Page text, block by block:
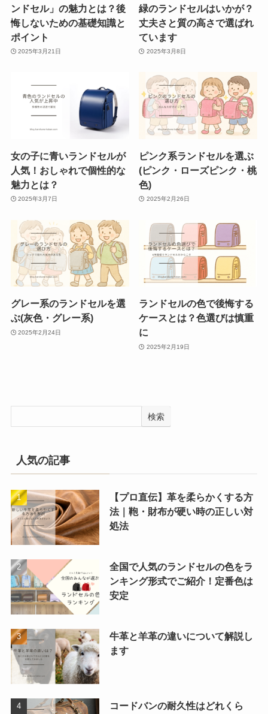
ンドセル」の魅力とは？後
悔しないための基礎知識と
ポイント
2025年3月21日
緑のランドセルはいかが？
丈夫さと質の高さで選ばれ
ています
2025年3月8日
女の子に青いランドセルが
人気！おしゃれで個性的な
魅力とは？
2025年3月7日
ピンク系ランドセルを選ぶ
(ピンク・ローズピンク・桃
色)
2025年2月26日
グレー系のランドセルを選
ぶ(灰色・グレー系)
2025年2月24日
ランドセルの色で後悔する
ケースとは？色選びは慎重
に
2025年2月19日
検索
人気の記事
【プロ直伝】革を柔らかくする方
法｜鞄・財布が硬い時の正しい対
処法
全国で人気のランドセルの色をラ
ンキング形式でご紹介！定番色は
安定
牛革と羊革の違いについて解説し
ます
コードバンの耐久性はどれくら